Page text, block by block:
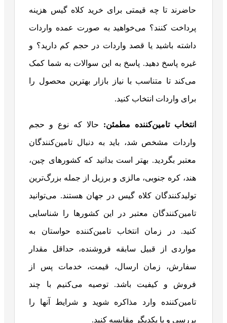
حاضرند تا چه قیمتی برای خرید کلاه گیس هزینه
پرداخت کنند؟ می‌خواهید به صورت عمده واردات
داشته باشید یا قصد واردات در حجم کم دارید؟ و
غیره پاسخ دهید. پاسخ به این سوالات به شما کمک
می‌کند تا متناسب با نیاز بازار بهترین محصول را
برای واردات انتخاب کنید.
انتخاب تامین‌کننده مطمئن: حالا که نوع و حجم
واردات مشخص شد، باید به دنبال تامین‌کنندگان
معتبر بگردید. بهتر است بدانید که کشورهای چین،
هند، کره جنوبی، مالزی و برزیل از جمله بزرگ‌ترین
تولیدکنندگان کلاه گیس در جهان هستند. می‌توانید
تامین‌کنندگان معتبر در این کشورها را شناسایی
کنید. در زمان انتخاب تامین‌کننده حواستان به
مواردی از قبیل سابقه فروشنده، حداقل مقدار
سفارش، زمان ارسال، قیمت، خدمات پس از
فروش و کیفیت باشد. توصیه می‌کنیم با چند
تامین‌کننده وارد مذاکره شوید و شرایط آنها را
بررسی و با یکدیگر مقایسه کنید.